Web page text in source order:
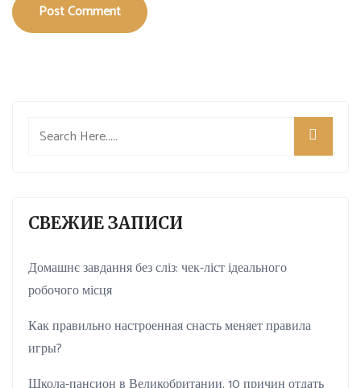
Post Comment
СВЕЖИЕ ЗАПИСИ
Домашнє завдання без сліз: чек-ліст ідеального
робочого місця
Как правильно настроенная снасть меняет правила
игры?